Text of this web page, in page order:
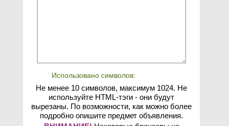
Использовано символов:
Не менее 10 символов, максимум 1024. Не
используйте HTML-тэги - они будут
вырезаны. По возможности, как можно более
подробно опишите предмет объявления.